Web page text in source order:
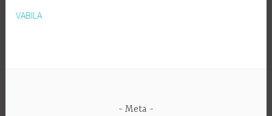
VABILA
Meta